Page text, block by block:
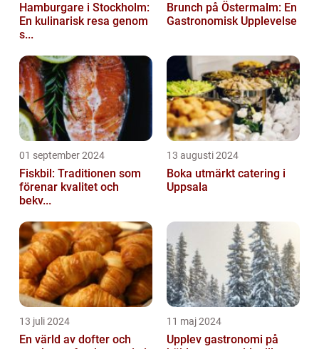
Hamburgare i Stockholm:
En kulinarisk resa genom
s...
Brunch på Östermalm: En
Gastronomisk Upplevelse
01 september 2024
Fiskbil: Traditionen som
förenar kvalitet och
bekv...
13 augusti 2024
Boka utmärkt catering i
Uppsala
13 juli 2024
En värld av dofter och
11 maj 2024
Upplev gastronomi på